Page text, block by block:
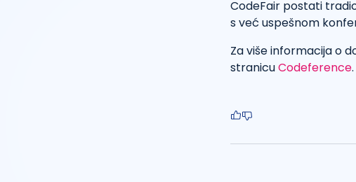
CodeFair postati
s već uspešnom
Za više informacija o
stranicuCodeference.